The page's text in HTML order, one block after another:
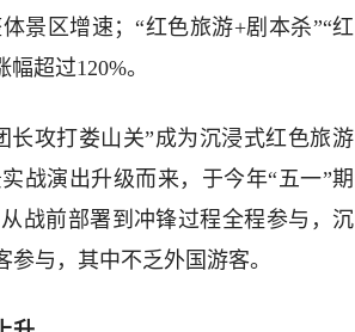
景区增速；“红色旅游+剧本杀”“红
超过120%。
攻打娄山关”成为沉浸式红色旅游
战演出升级而来，于今年“五一”期
战前部署到冲锋过程全程参与，沉
与，其中不乏外国游客。